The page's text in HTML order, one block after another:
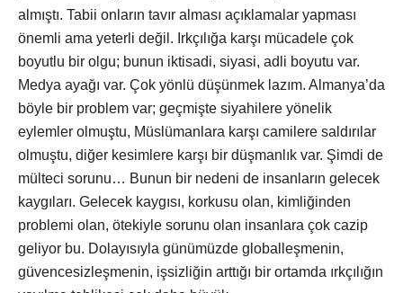
almıştı. Tabii onların tavır alması açıklamalar yapması
önemli ama yeterli değil. Irkçılığa karşı mücadele çok
boyutlu bir olgu; bunun iktisadi, siyasi, adli boyutu var.
Medya ayağı var. Çok yönlü düşünmek lazım. Almanya’da
böyle bir problem var; geçmişte siyahilere yönelik
eylemler olmuştu, Müslümanlara karşı camilere saldırılar
olmuştu, diğer kesimlere karşı bir düşmanlık var. Şimdi de
mülteci sorunu… Bunun bir nedeni de insanların gelecek
kaygıları. Gelecek kaygısı, korkusu olan, kimliğinden
problemi olan, ötekiyle sorunu olan insanlara çok cazip
geliyor bu. Dolayısıyla günümüzde globalleşmenin,
güvencesizleşmenin, işsizliğin arttığı bir ortamda ırkçılığın